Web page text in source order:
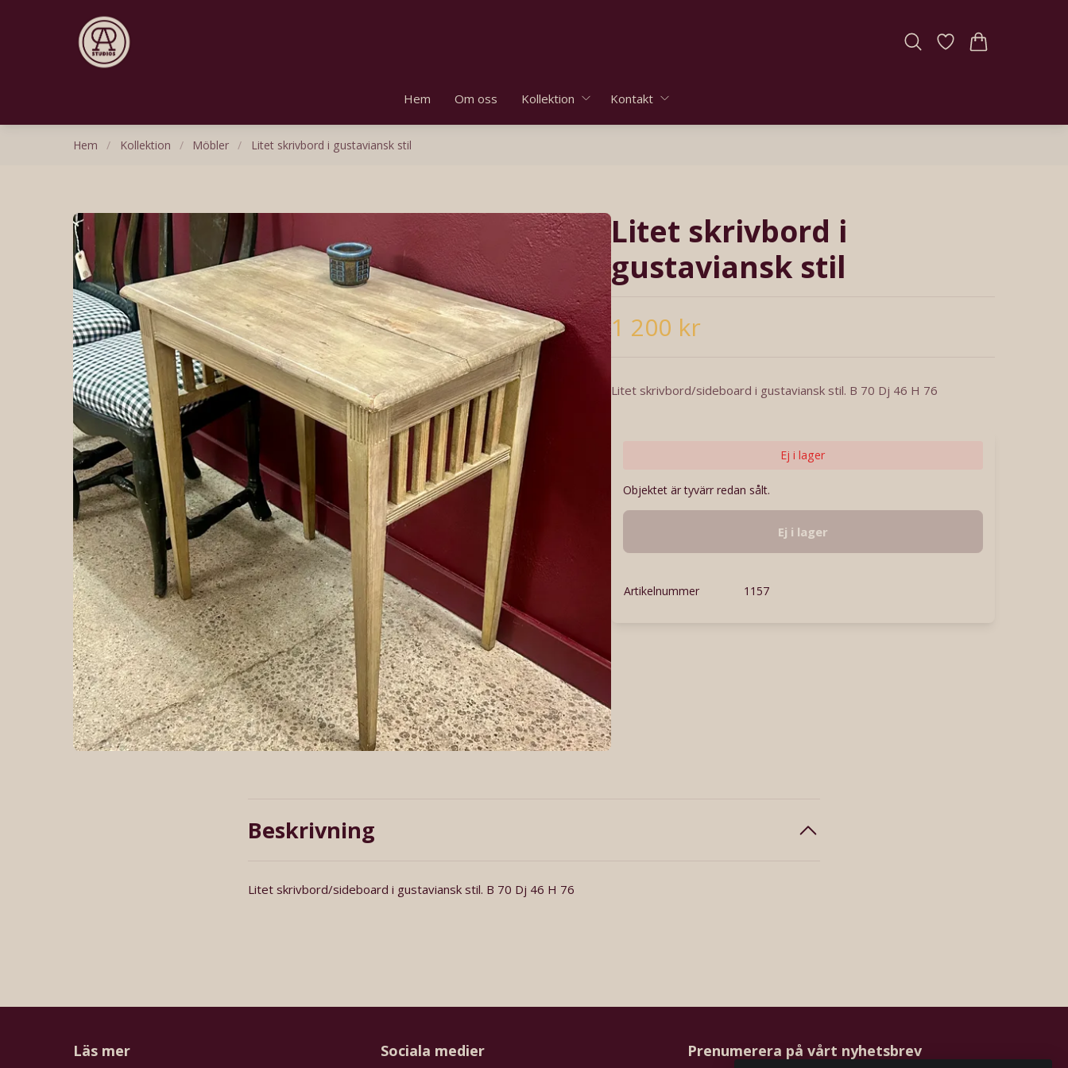
Hem Om oss Kollektion Kontakt
Hem / Kollektion / Möbler / Litet skrivbord i gustaviansk stil
Litet skrivbord i
gustaviansk stil
1 200 kr
Litet skrivbord/sideboard i gustaviansk stil. B 70 Dj 46 H 76
Ej i lager
Objektet är tyvärr redan sålt.
Ej i lager
Artikelnummer 1157
Beskrivning
Litet skrivbord/sideboard i gustaviansk stil. B 70 Dj 46 H 76
Läs mer Sociala medier Prenumerera på vårt nyhetsbrev